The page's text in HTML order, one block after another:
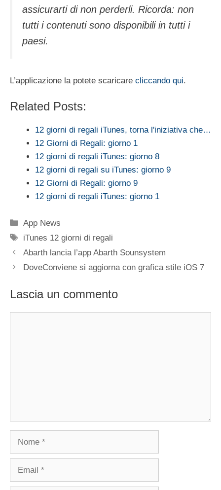
assicurarti di non perderli. Ricorda: non
tutti i contenuti sono disponibili in tutti i
paesi.
L’applicazione la potete scaricare cliccando qui.
Related Posts:
12 giorni di regali iTunes, torna l'iniziativa che…
12 Giorni di Regali: giorno 1
12 giorni di regali iTunes: giorno 8
12 giorni di regali su iTunes: giorno 9
12 Giorni di Regali: giorno 9
12 giorni di regali iTunes: giorno 1
Categorie
App News
Tag
iTunes 12 giorni di regali
Abarth lancia l’app Abarth Sounsystem
DoveConviene si aggiorna con grafica stile iOS 7
Lascia un commento
Nome
Email